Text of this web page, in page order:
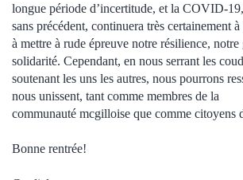
longue période d’incertitude, et la COVID-
sans précédent, continuera très certainement
à mettre à rude épreuve notre résilience, notre
solidarité. Cependant, en nous serrant les
soutenant les uns les autres, nous pourrons
nous unissent, tant comme membres de la
communauté mcgilloise que comme citoyens
Bonne rentrée!